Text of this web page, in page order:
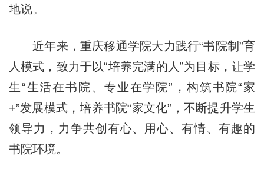
地说。
近年来，重庆移通学院大力践行“书院制”育
人模式，致力于以“培养完满的人”为目标，让学
生“生活在书院、专业在学院”，构筑书院“家
+”发展模式，培养书院“家文化”，不断提升学生
领导力，力争共创有心、用心、有情、有趣的
书院环境。